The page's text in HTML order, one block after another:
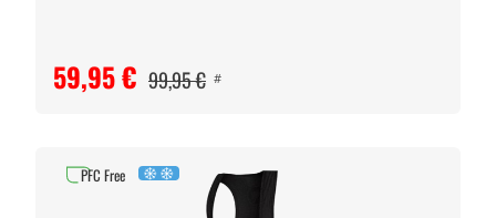
59,95 € 99,95 € #
PFC Free